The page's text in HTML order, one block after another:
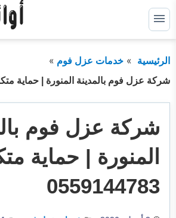
التجاوز
إلى القائمة
عن:
خدمات عزل خزاناتتوسيع
القائمة
خدمات عزل اسطحتوسيع
القائمة
الفرعية
القائمة
الفرعية
الرئيسية
خدمات عزل فوم
شركة عزل فوم بالمدينة المنورة | حماية متكاملة
شركة عزل فوم
المنورة | حماية
0559144783